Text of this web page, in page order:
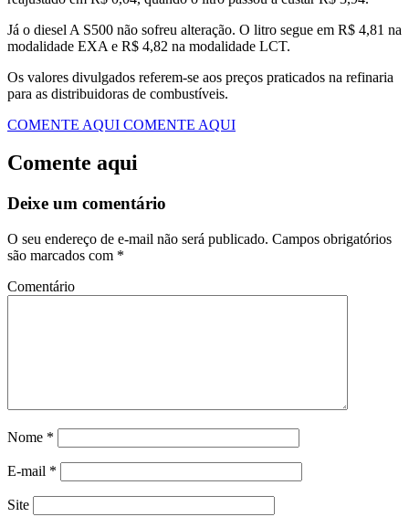
Já o diesel A S500 não sofreu alteração. O litro segue em R$ 4,81 na
modalidade EXA e R$ 4,82 na modalidade LCT.
Os valores divulgados referem-se aos preços praticados na refinaria
para as distribuidoras de combustíveis.
COMENTE AQUI COMENTE AQUI
Comente aqui
Deixe um comentário
O seu endereço de e-mail não será publicado. Campos obrigatórios
são marcados com *
Comentário
Nome *
E-mail *
Site